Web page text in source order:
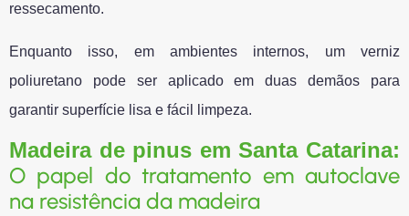
ressecamento.
Enquanto isso, em ambientes internos, um verniz
poliuretano pode ser aplicado em duas demãos para
garantir superfície lisa e fácil limpeza.
Madeira de pinus em Santa Catarina:
O papel do tratamento em autoclave
na resistência da madeira